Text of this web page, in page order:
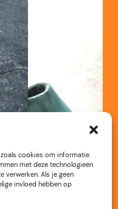
cookies om informatie
met deze technologieën
verwerken. Als je geen
invloed hebben op